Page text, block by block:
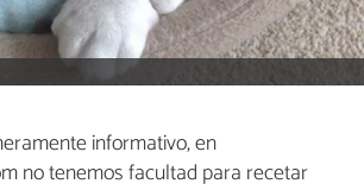
informativo, en
no tenemos facultad para recetar